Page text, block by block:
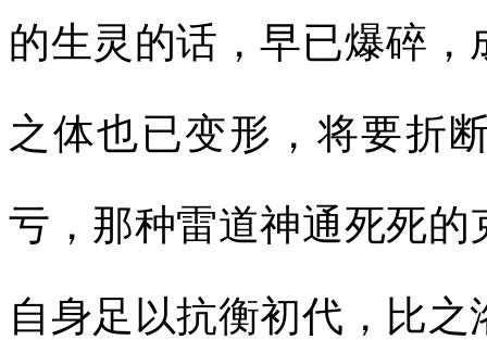
的生灵的话，早已爆碎
之体也已变形，将要折
亏，那种雷道神通死死
自身足以抗衡初代，比